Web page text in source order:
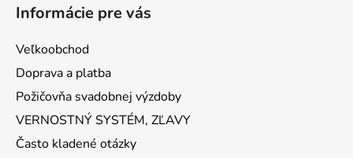
Informácie pre vás
Veľkoobchod
Doprava a platba
Požičovňa svadobnej výzdoby
VERNOSTNÝ SYSTÉM, ZĽAVY
Často kladené otázky